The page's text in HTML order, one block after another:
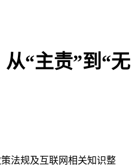
“主责”到“无
法规及互联网相关知识整